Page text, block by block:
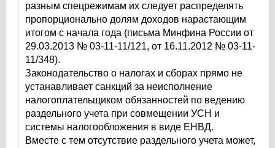
разным спецрежимам их следует распределять
пропорционально долям доходов нарастающим
итогом с начала года (письма Минфина России от
29.03.2013 № 03-11-11/121, от 16.11.2012 № 03-11-
11/348).
Законодательство о налогах и сборах прямо не
устанавливает санкций за неисполнение
налогоплательщиком обязанностей по ведению
раздельного учета при совмещении УСН и
системы налогообложения в виде ЕНВД.
Вместе с тем отсутствие раздельного учета может,